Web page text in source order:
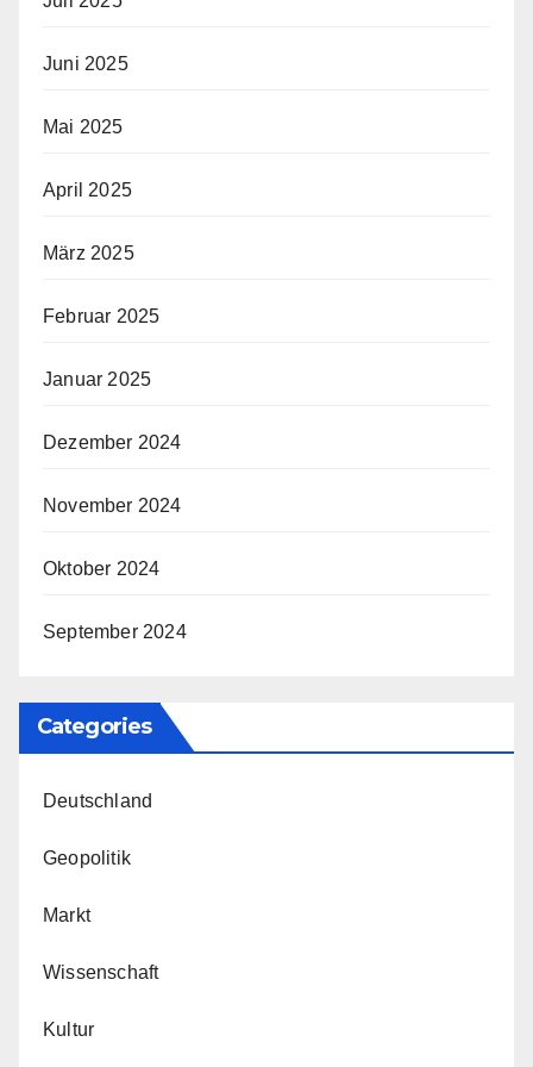
Juni 2025
Mai 2025
April 2025
März 2025
Februar 2025
Januar 2025
Dezember 2024
November 2024
Oktober 2024
September 2024
Categories
Deutschland
Geopolitik
Markt
Wissenschaft
Kultur